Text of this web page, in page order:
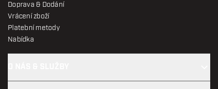
Doprava & Dodání
Vrácení zboží
Platební metody
Nabídka